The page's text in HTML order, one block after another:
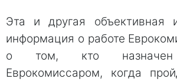
Эта и другая объективная
информация о работе
о том, кто назначен
Еврокомиссаром, когда